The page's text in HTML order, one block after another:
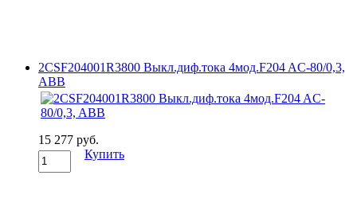
2CSF204001R3800 Выкл.диф.тока 4мод.F204 AC-80/0,3,
ABB
15 277 руб.
Купить